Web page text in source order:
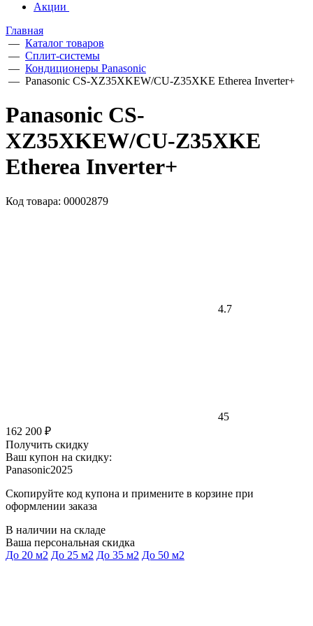
Акции
Главная
— Каталог товаров
— Сплит-системы
— Кондиционеры Panasonic
— Panasonic CS-XZ35XKEW/CU-Z35XKE Etherea Inverter+
Panasonic CS-
XZ35XKEW/CU-Z35XKE
Etherea Inverter+
Код товара: 00002879
4.7
45
162 200 ₽
Получить скидку
Ваш купон на скидку:
Panasonic2025
Скопируйте код купона и примените в корзине при
оформлении заказа
В наличии на складе
Ваша персональная скидка
До 20 м2 До 25 м2 До 35 м2 До 50 м2